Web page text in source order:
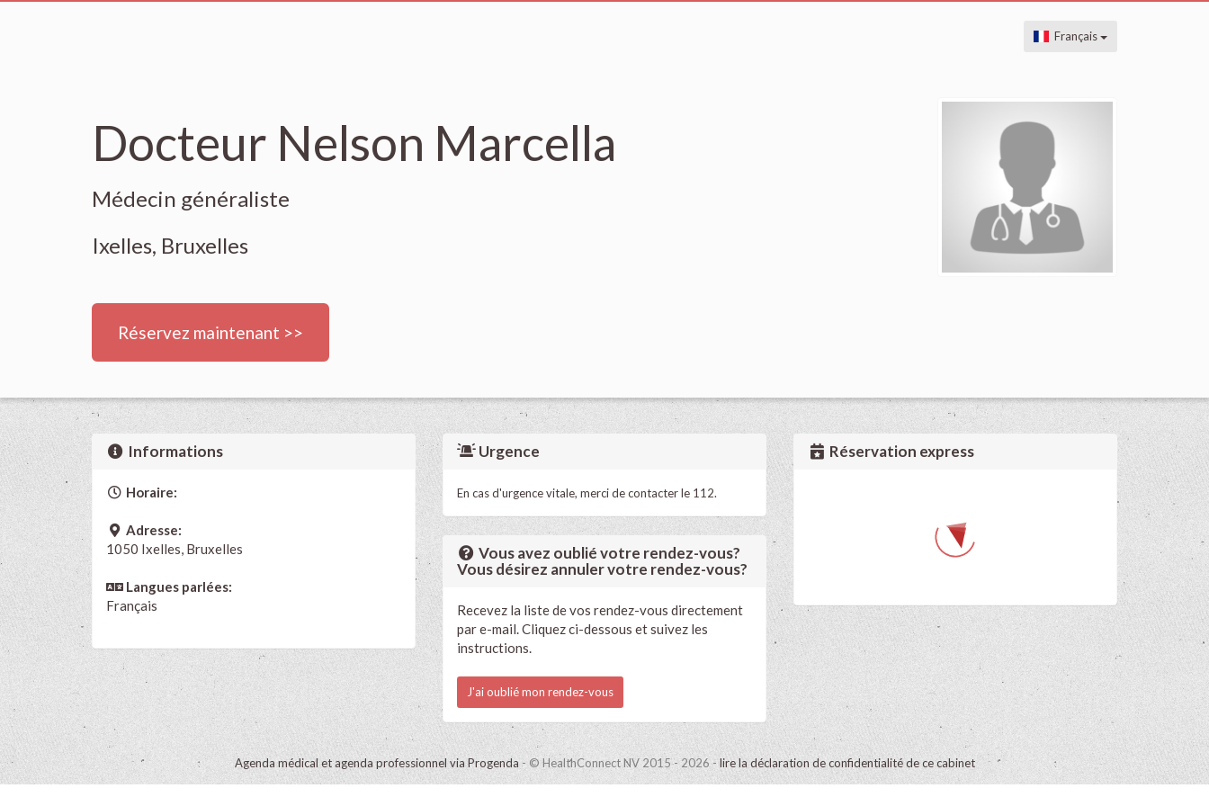
Français
Docteur Nelson Marcella
Médecin généraliste
Ixelles, Bruxelles
Réservez maintenant >>
Informations
Horaire:
Adresse:
1050 Ixelles, Bruxelles
Langues parlées:
Français
Urgence
En cas d'urgence vitale, merci de contacter le 112.
Vous avez oublié votre rendez-vous?
Vous désirez annuler votre rendez-vous?
Recevez la liste de vos rendez-vous directement
par e-mail. Cliquez ci-dessous et suivez les
instructions.
J'ai oublié mon rendez-vous
Réservation express
Agenda médical et agenda professionnel via Progenda - © HealthConnect NV 2015 - 2026 -lire la déclaration de confidentialité de ce cabinet